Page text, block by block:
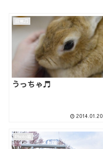
日常♫
うっちゃ♬
2014.01.20
Photo箱